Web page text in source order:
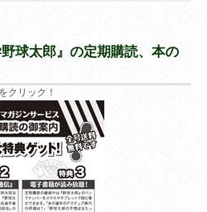
球太郎』の定期購読、本の
クリック！